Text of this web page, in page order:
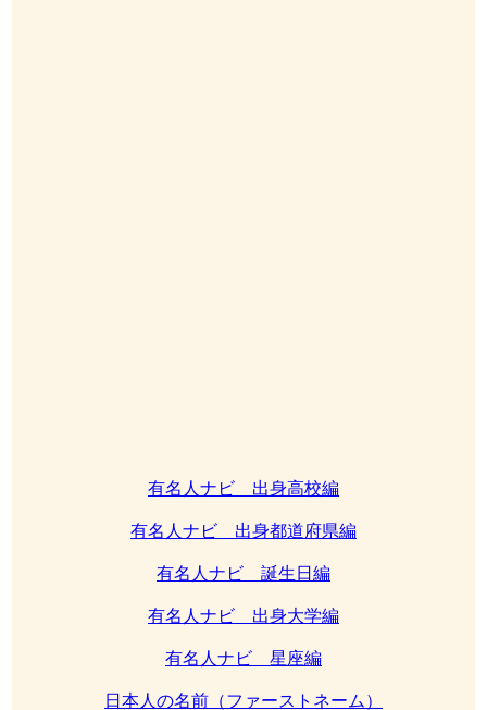
有名人ナビ 出身高校編
有名人ナビ 出身都道府県編
有名人ナビ 誕生日編
有名人ナビ 出身大学編
有名人ナビ 星座編
日本人の名前（ファーストネーム）